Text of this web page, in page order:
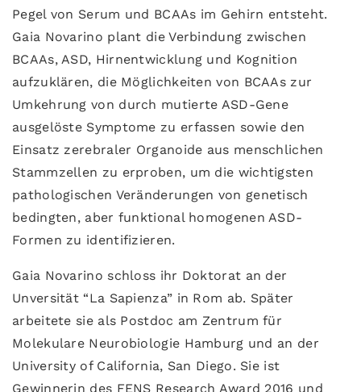
Pegel von Serum und BCAAs im Gehirn entsteht.
Gaia Novarino plant die Verbindung zwischen
BCAAs, ASD, Hirnentwicklung und Kognition
aufzuklären, die Möglichkeiten von BCAAs zur
Umkehrung von durch mutierte ASD-Gene
ausgelöste Symptome zu erfassen sowie den
Einsatz zerebraler Organoide aus menschlichen
Stammzellen zu erproben, um die wichtigsten
pathologischen Veränderungen von genetisch
bedingten, aber funktional homogenen ASD-
Formen zu identifizieren.
Gaia Novarino schloss ihr Doktorat an der
Unversität “La Sapienza” in Rom ab. Später
arbeitete sie als Postdoc am Zentrum für
Molekulare Neurobiologie Hamburg und an der
University of California, San Diego. Sie ist
Gewinnerin des FENS Research Award 2016 und